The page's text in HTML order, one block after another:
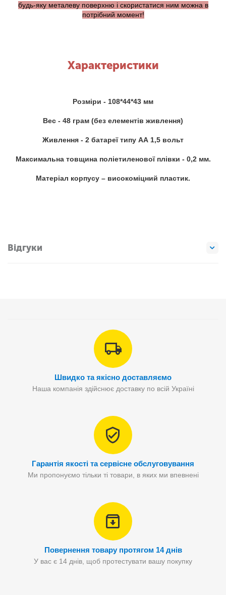
будь-яку металеву поверхню і скористатися ним можна в
потрібний момент!
Характеристики
Розміри - 108*44*43 мм
Вес - 48 грам (без елементів живлення)
Живлення - 2 батареї типу АА 1,5 вольт
Максимальна товщина поліетиленової плівки - 0,2 мм.
Матеріал корпусу – високоміцний пластик.
Відгуки
Швидко та якісно доставляємо
Наша компанія здійснює доставку по всій Україні
Гарантія якості та сервісне обслуговування
Ми пропонуємо тільки ті товари, в яких ми впевнені
Повернення товару протягом 14 днів
У вас є 14 днів, щоб протестувати вашу покупку